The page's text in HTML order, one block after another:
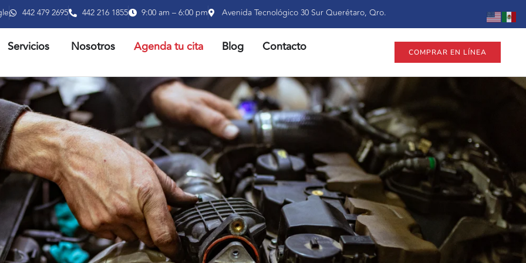
442 479 2695 442 216 1855 9:00 am – 6:00 pm Avenida Tecnológico 30 Sur Querétaro, Qro.
PRODUCTOS
Servicios ABRIR SERVICIOS
Nosotros Agenda tu cita Blog Contacto COMPRAR EN LÍNEA